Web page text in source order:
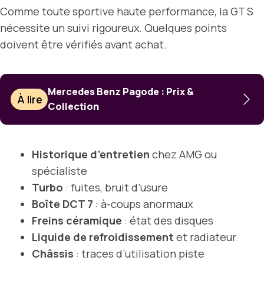
Comme toute sportive haute performance, la GT S
nécessite un suivi rigoureux. Quelques points
doivent être vérifiés avant achat.
À lire
Mercedes Benz Pagode : Prix &
Collection
Historique d’entretien chez AMG ou
spécialiste
Turbo : fuites, bruit d’usure
Boîte DCT 7 : à-coups anormaux
Freins céramique : état des disques
Liquide de refroidissement et radiateur
Châssis : traces d’utilisation piste